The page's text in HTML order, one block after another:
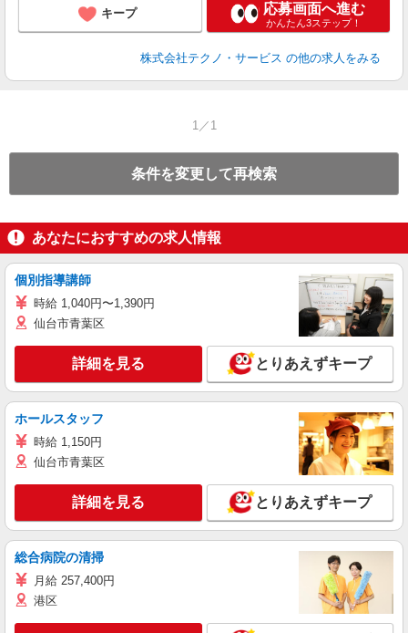
キープ 応募画面へ進む
かんたん3ステップ！
株式会社テクノ・サービス の他の求人をみる
1／1
条件を変更して再検索
あなたにおすすめの求人情報
個別指導講師
時給 1,040円〜1,390円
仙台市青葉区
詳細を見る とりあえずキープ
ホールスタッフ
時給 1,150円
仙台市青葉区
詳細を見る とりあえずキープ
総合病院の清掃
月給 257,400円
港区